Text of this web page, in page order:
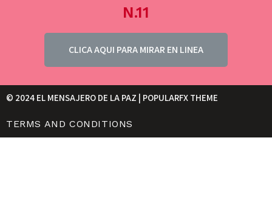
N.11
CLICA AQUI PARA MIRAR EN LINEA
© 2024 EL MENSAJERO DE LA PAZ | POPULARFX THEME
TERMS AND CONDITIONS